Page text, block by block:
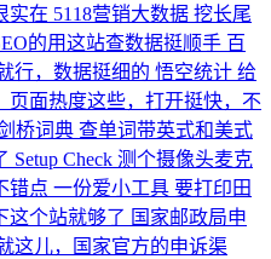
实在 5118营销大数据 挖长尾
的用这站查数据挺顺手 百
行，数据挺细的 悟空统计 给
页面热度这些，打开挺快，不
桥词典 查单词带英式和美式
Setup Check 测个摄像头麦克
错点 一份爱小工具 要打印田
这个站就够了 国家邮政局申
这儿，国家官方的申诉渠